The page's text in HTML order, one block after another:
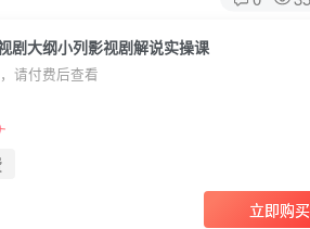
剧大纲小列影视剧解说实操课
请付费后查看
立即购买